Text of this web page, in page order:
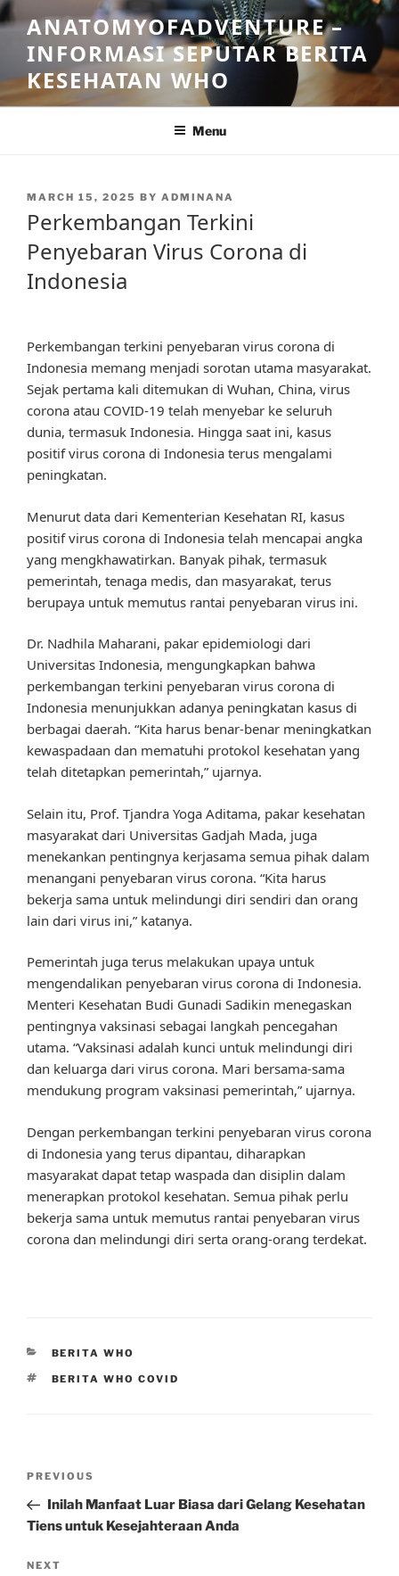
Skip
to
content
ANATOMYOFADVENTURE –
INFORMASI SEPUTAR BERITA
KESEHATAN WHO
Menu
POSTED
MARCH 15, 2025 BY ADMINANA
Perkembangan Terkini
Penyebaran Virus Corona di
Indonesia
Perkembangan terkini penyebaran virus corona di
Indonesia memang menjadi sorotan utama masyarakat.
Sejak pertama kali ditemukan di Wuhan, China, virus
corona atau COVID-19 telah menyebar ke seluruh
dunia, termasuk Indonesia. Hingga saat ini, kasus
positif virus corona di Indonesia terus mengalami
peningkatan.
Menurut data dari Kementerian Kesehatan RI, kasus
positif virus corona di Indonesia telah mencapai angka
yang mengkhawatirkan. Banyak pihak, termasuk
pemerintah, tenaga medis, dan masyarakat, terus
berupaya untuk memutus rantai penyebaran virus ini.
Dr. Nadhila Maharani, pakar epidemiologi dari
Universitas Indonesia, mengungkapkan bahwa
perkembangan terkini penyebaran virus corona di
Indonesia menunjukkan adanya peningkatan kasus di
berbagai daerah. “Kita harus benar-benar meningkatkan
kewaspadaan dan mematuhi protokol kesehatan yang
telah ditetapkan pemerintah,” ujarnya.
Selain itu, Prof. Tjandra Yoga Aditama, pakar kesehatan
masyarakat dari Universitas Gadjah Mada, juga
menekankan pentingnya kerjasama semua pihak dalam
menangani penyebaran virus corona. “Kita harus
bekerja sama untuk melindungi diri sendiri dan orang
lain dari virus ini,” katanya.
Pemerintah juga terus melakukan upaya untuk
mengendalikan penyebaran virus corona di Indonesia.
Menteri Kesehatan Budi Gunadi Sadikin menegaskan
pentingnya vaksinasi sebagai langkah pencegahan
utama. “Vaksinasi adalah kunci untuk melindungi diri
dan keluarga dari virus corona. Mari bersama-sama
mendukung program vaksinasi pemerintah,” ujarnya.
Dengan perkembangan terkini penyebaran virus corona
di Indonesia yang terus dipantau, diharapkan
masyarakat dapat tetap waspada dan disiplin dalam
menerapkan protokol kesehatan. Semua pihak perlu
bekerja sama untuk memutus rantai penyebaran virus
corona dan melindungi diri serta orang-orang terdekat.
CATEGORIES
BERITA WHO
TAGS
BERITA WHO COVID
Previous
Post
PREVIOUS
Inilah Manfaat Luar Biasa dari Gelang Kesehatan
Tiens untuk Kesejahteraan Anda
Next
NEXT